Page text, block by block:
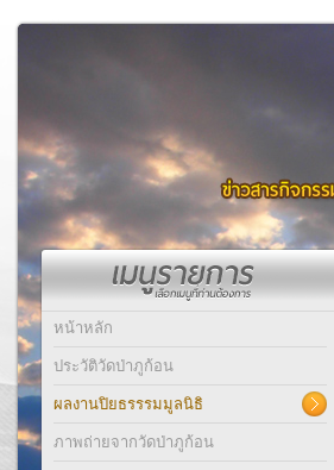
หน้าหลัก
ประวัติวัดป่าภูก้อน
ผลงานปิยธรรรมมูลนิธิ
ภาพถ่ายจากวัดป่าภูก้อน